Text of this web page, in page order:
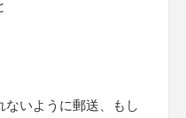
いように郵送、もし